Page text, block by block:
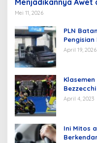
Mei 11, 2026
PLN
April 19, 2026
April 4, 2023
Ini Mitos